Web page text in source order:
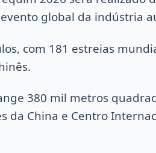
global da indústria
com 181 estreias
380 mil metros
da China e Centro